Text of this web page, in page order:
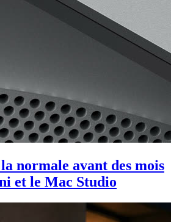
normale avant des mois
et le Mac Studio